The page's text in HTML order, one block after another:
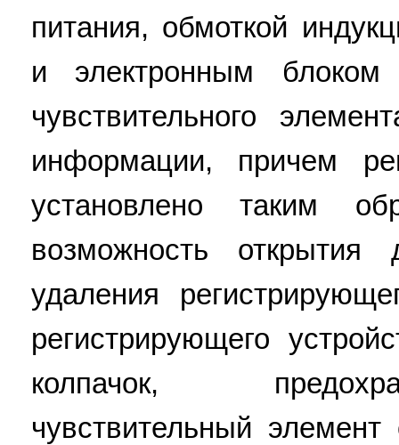
питания, обмоткой
и электронным
чувствительного
информации, причем
установлено таким
возможность открытия
удаления
регистрирующего
колпачок,
чувствительный